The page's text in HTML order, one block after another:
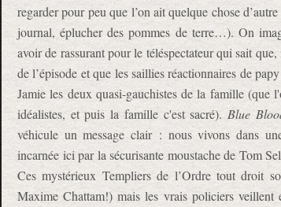
regarder pour peu que l’on ait quelque chose
journal, éplucher des pommes de terre…). On
avoir de rassurant pour le téléspectateur qui sait
de l’épisode et que les saillies réactionnaires de
Jamie les deux quasi-gauchistes de la famille (que
idéalistes, et puis la famille c'est sacré). Blue
véhicule un message clair : nous vivons dans
incarnée ici par la sécurisante moustache de Tom
Ces mystérieux Templiers de l’Ordre tout droit
Maxime Chattam!) mais les vrais policiers